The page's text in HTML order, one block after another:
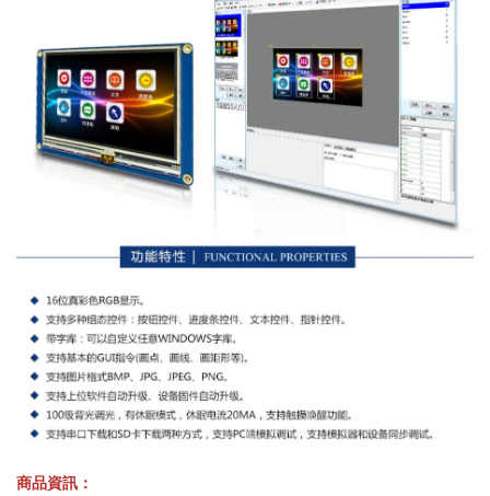
商品資訊：